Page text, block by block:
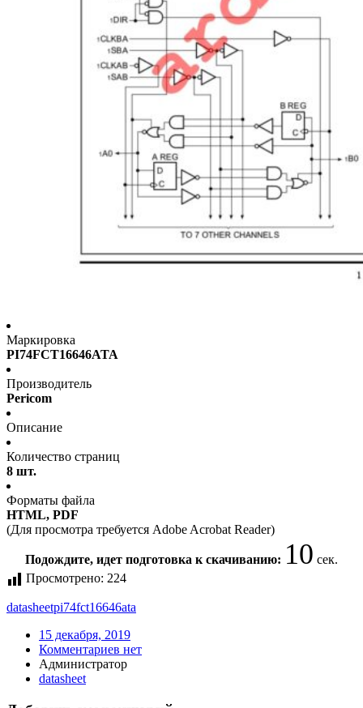
Маркировка
PI74FCT16646ATA
Производитель
Pericom
Описание
Количество страниц
8 шт.
Форматы файла
HTML, PDF
(Для просмотра требуется Adobe Acrobat Reader)
Подождите, идет подготовка к скачиванию: 10 сек.
Просмотрено: 224
datasheetpi74fct16646ata
15 декабря, 2019
Комментариев нет
Администратор
datasheet